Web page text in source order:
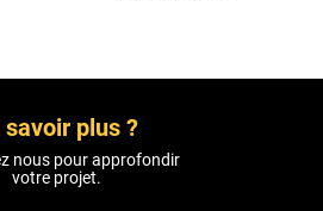
savoir plus ?
nous pour approfondir
votre projet.